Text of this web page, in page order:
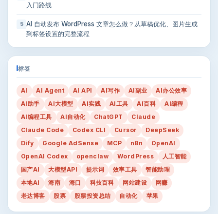
入门路线
5 AI 自动发布 WordPress 文章怎么做？从草稿优化、图片生成
到标签设置的完整流程
标签
AI AI Agent AI API AI写作 AI副业
AI办公效率
AI助手
AI大模型 AI实践 AI工具 AI百科
AI编程
AI编程工具
AI自动化 ChatGPT
Claude
Claude Code
Codex CLI Cursor
DeepSeek
Dify
Google AdSense MCP n8n
OpenAI
OpenAI Codex
openclaw WordPress
人工智能
国产AI
大模型API 提示词 效率工具
智能助理
本地AI
海南 海口 科技百科 网站建设
网赚
老达博客
股票 股票投资总结 自动化 苹果